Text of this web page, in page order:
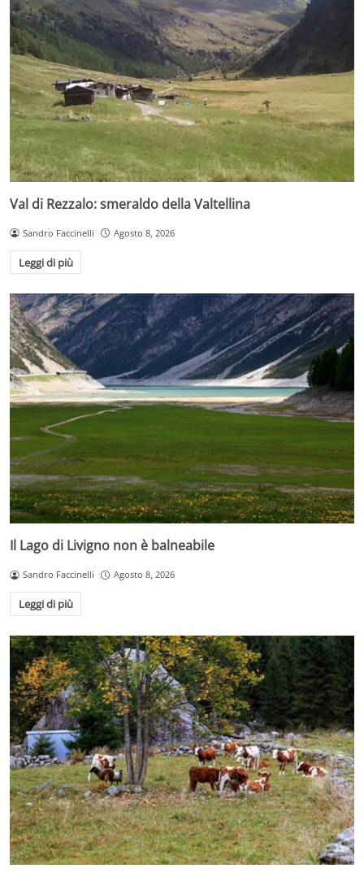
Val di Rezzalo: smeraldo della Valtellina
Sandro Faccinelli Agosto 8, 2026
Leggi di più
Il Lago di Livigno non è balneabile
Sandro Faccinelli Agosto 8, 2026
Leggi di più